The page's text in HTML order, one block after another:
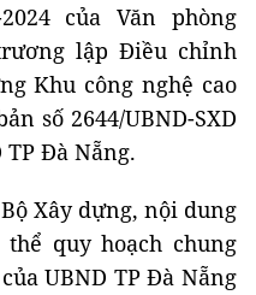
2024 của Văn phòng
lập Điều chỉnh
Khu công nghệ cao
số 2644/UBND-SXD
TP Đà Nẵng.
Xây dựng, nội dung
quy hoạch chung
UBND TP Đà Nẵng